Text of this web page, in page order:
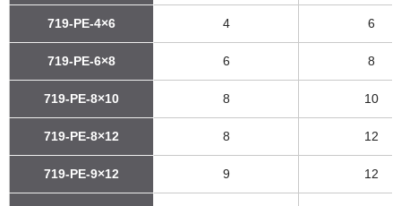
719-PE-4×6 4 6
719-PE-6×8 6 8
719-PE-8×10 8 10
719-PE-8×12 8 12
719-PE-9×12 9 12